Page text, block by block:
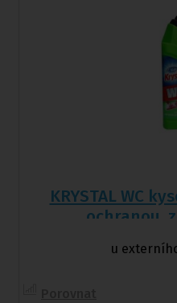
KRYSTAL WC
ochranou,
u